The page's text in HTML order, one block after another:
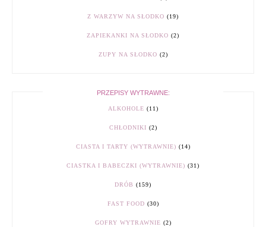
Z WARZYW NA SŁODKO (19)
ZAPIEKANKI NA SŁODKO (2)
ZUPY NA SŁODKO (2)
PRZEPISY WYTRAWNE:
ALKOHOLE (11)
CHŁODNIKI (2)
CIASTA I TARTY (WYTRAWNIE) (14)
CIASTKA I BABECZKI (WYTRAWNIE) (31)
DRÓB (159)
FAST FOOD (30)
GOFRY WYTRAWNIE (2)